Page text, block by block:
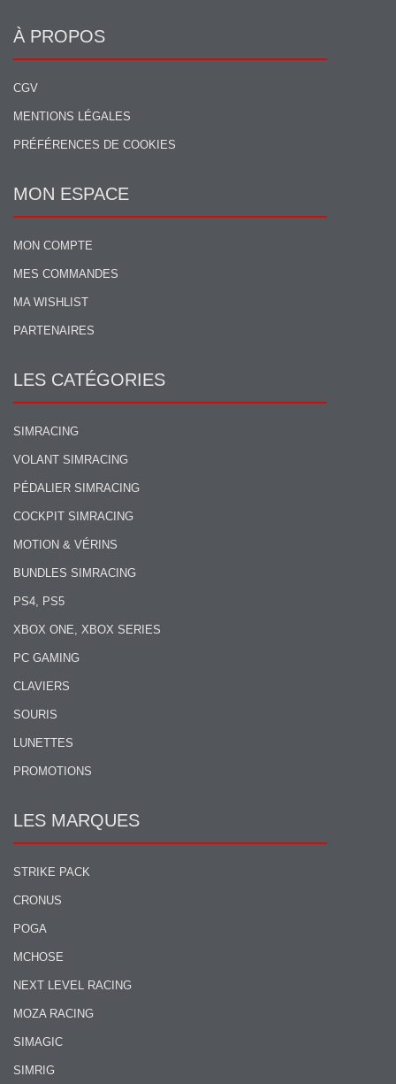
À PROPOS
CGV
MENTIONS LÉGALES
PRÉFÉRENCES DE COOKIES
MON ESPACE
MON COMPTE
MES COMMANDES
MA WISHLIST
PARTENAIRES
LES CATÉGORIES
SIMRACING
VOLANT SIMRACING
PÉDALIER SIMRACING
COCKPIT SIMRACING
MOTION & VÉRINS
BUNDLES SIMRACING
PS4, PS5
XBOX ONE, XBOX SERIES
PC GAMING
CLAVIERS
SOURIS
LUNETTES
PROMOTIONS
LES MARQUES
STRIKE PACK
CRONUS
POGA
MCHOSE
NEXT LEVEL RACING
MOZA RACING
SIMAGIC
SIMRIG